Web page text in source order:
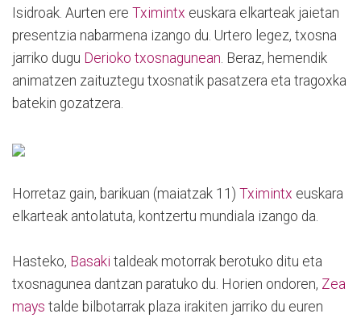
Isidroak. Aurten ere Tximintx euskara elkarteak jaietan
presentzia nabarmena izango du. Urtero legez, txosna
jarriko dugu Derioko txosnagunean. Beraz, hemendik
animatzen zaituztegu txosnatik pasatzera eta tragoxka
batekin gozatzera.
Horretaz gain, barikuan (maiatzak 11) Tximintx euskara
elkarteak antolatuta, kontzertu mundiala izango da.
Hasteko, Basaki taldeak motorrak berotuko ditu eta
txosnagunea dantzan paratuko du. Horien ondoren, Zea
mays talde bilbotarrak plaza irakiten jarriko du euren